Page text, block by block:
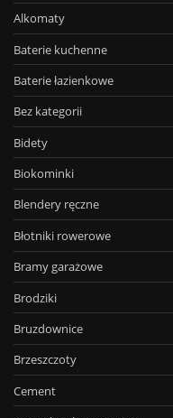
Alkomaty
Baterie kuchenne
Baterie łazienkowe
Bez kategorii
Bidety
Biokominki
Blendery ręczne
Błotniki rowerowe
Bramy garażowe
Brodziki
Bruzdownice
Brzeszczoty
Cement